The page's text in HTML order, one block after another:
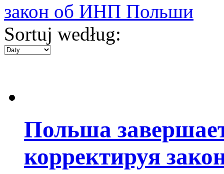
закон об ИНП Польши
Sortuj według:
Польша
корректируя